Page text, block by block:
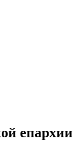
епархии